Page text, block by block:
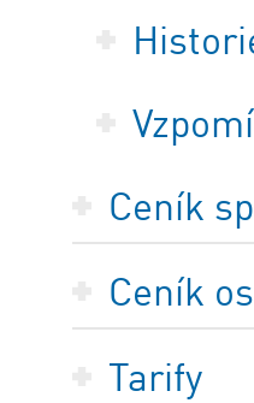
Ceník
Ceník
Tarify